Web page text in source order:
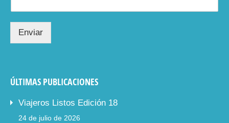
Enviar
ÚLTIMAS PUBLICACIONES
Viajeros Listos Edición 18
24 de julio de 2026